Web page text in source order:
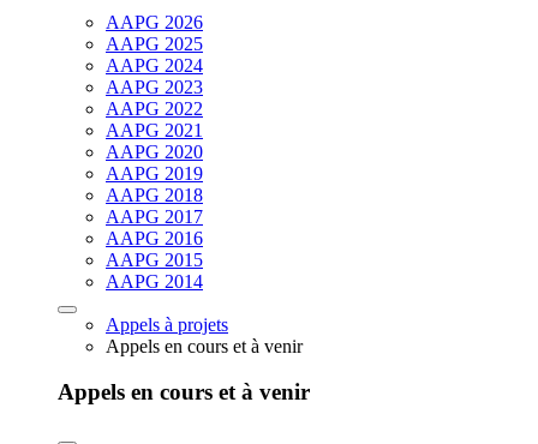
AAPG 2026
AAPG 2025
AAPG 2024
AAPG 2023
AAPG 2022
AAPG 2021
AAPG 2020
AAPG 2019
AAPG 2018
AAPG 2017
AAPG 2016
AAPG 2015
AAPG 2014
Appels à projets
Appels en cours et à venir
Appels en cours et à venir